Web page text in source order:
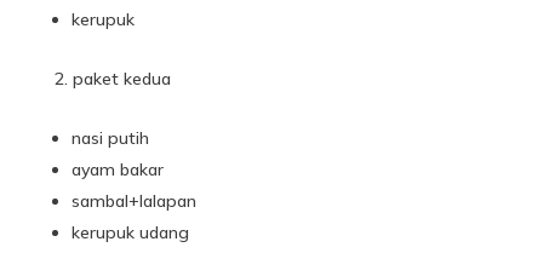
kerupuk
paket kedua
nasi putih
ayam bakar
sambal+lalapan
kerupuk udang